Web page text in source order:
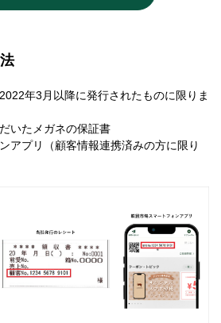
年3月以降に発行されたものに限りま
いたメガネの保証書
アプリ（顧客情報連携済みの方に限り